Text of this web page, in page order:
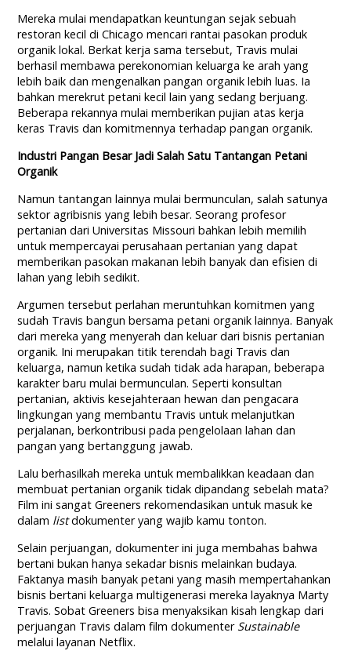
Mereka mulai mendapatkan keuntungan sejak sebuah
restoran kecil di Chicago mencari rantai pasokan produk
organik lokal. Berkat kerja sama tersebut, Travis mulai
berhasil membawa perekonomian keluarga ke arah yang
lebih baik dan mengenalkan pangan organik lebih luas. Ia
bahkan merekrut petani kecil lain yang sedang berjuang.
Beberapa rekannya mulai memberikan pujian atas kerja
keras Travis dan komitmennya terhadap pangan organik.
Industri Pangan Besar Jadi Salah Satu Tantangan Petani
Organik
Namun tantangan lainnya mulai bermunculan, salah satunya
sektor agribisnis yang lebih besar. Seorang profesor
pertanian dari Universitas Missouri bahkan lebih memilih
untuk mempercayai perusahaan pertanian yang dapat
memberikan pasokan makanan lebih banyak dan efisien di
lahan yang lebih sedikit.
Argumen tersebut perlahan meruntuhkan komitmen yang
sudah Travis bangun bersama petani organik lainnya. Banyak
dari mereka yang menyerah dan keluar dari bisnis pertanian
organik. Ini merupakan titik terendah bagi Travis dan
keluarga, namun ketika sudah tidak ada harapan, beberapa
karakter baru mulai bermunculan. Seperti konsultan
pertanian, aktivis kesejahteraan hewan dan pengacara
lingkungan yang membantu Travis untuk melanjutkan
perjalanan, berkontribusi pada pengelolaan lahan dan
pangan yang bertanggung jawab.
Lalu berhasilkah mereka untuk membalikkan keadaan dan
membuat pertanian organik tidak dipandang sebelah mata?
Film ini sangat Greeners rekomendasikan untuk masuk ke
dalam listdokumenter yang wajib kamu tonton.
Selain perjuangan, dokumenter ini juga membahas bahwa
bertani bukan hanya sekadar bisnis melainkan budaya.
Faktanya masih banyak petani yang masih mempertahankan
bisnis bertani keluarga multigenerasi mereka layaknya Marty
Travis. Sobat Greeners bisa menyaksikan kisah lengkap dari
perjuangan Travis dalam film dokumenter Sustainable
melalui layanan Netflix.